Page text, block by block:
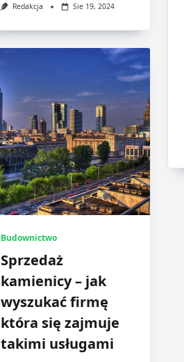
Redakcja Sie 19, 2024
Budownictwo
Sprzedaż
kamienicy – jak
wyszukać firmę
która się zajmuje
takimi usługami